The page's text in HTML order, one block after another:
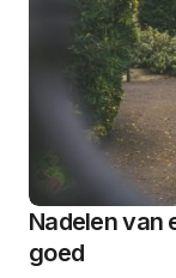
Nadelen van
goed